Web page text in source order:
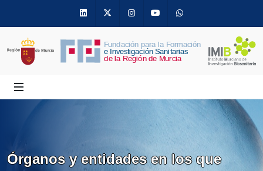
Linkedin Twitter InstagramYoutube
Órganos y entidades en los que